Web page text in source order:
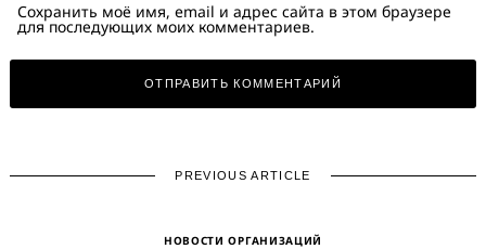
Сохранить моё имя, email и адрес сайта в этом браузере
для последующих моих комментариев.
PREVIOUS ARTICLE
НОВОСТИ ОРГАНИЗАЦИЙ